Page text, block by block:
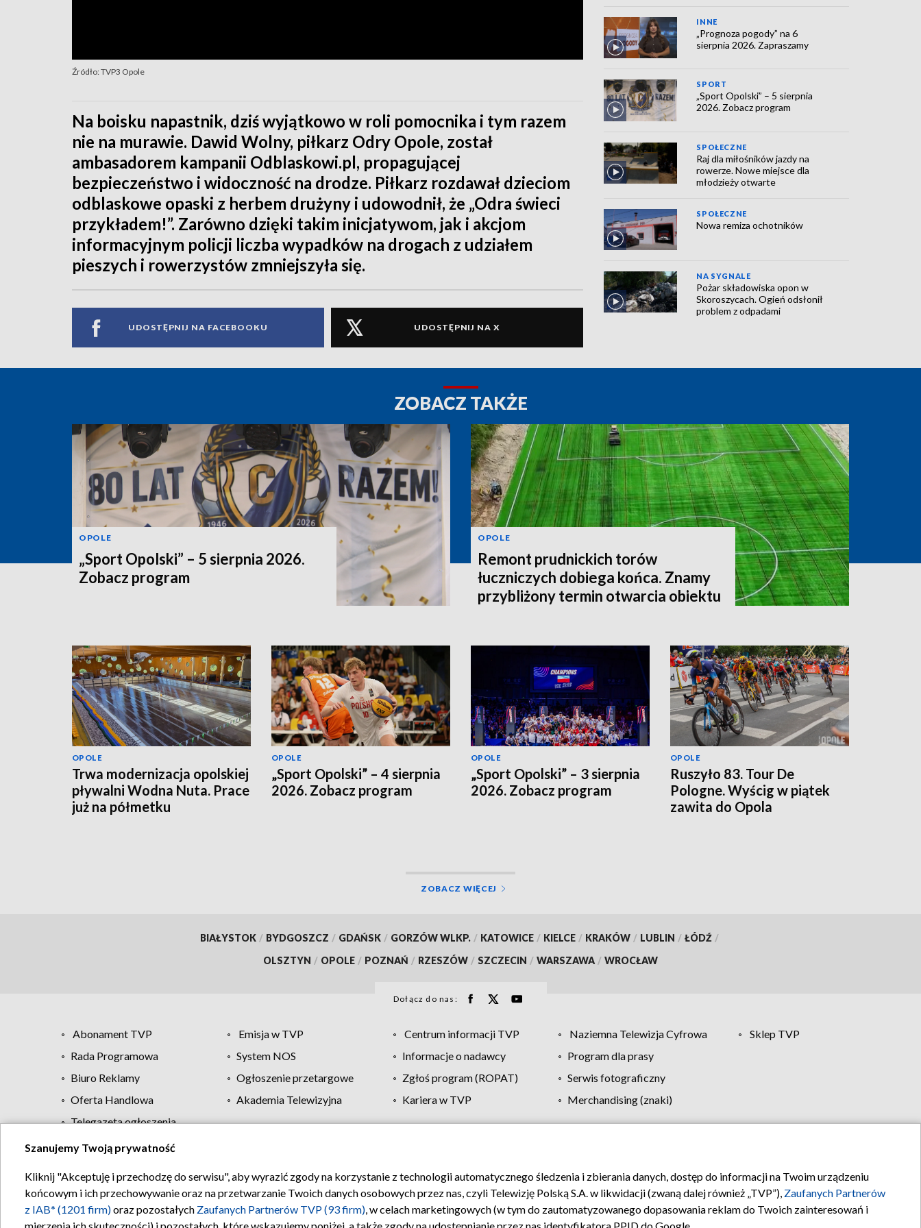
Źródło: TVP3 Opole
Na boisku napastnik, dziś wyjątkowo w roli pomocnika i tym razem
nie na murawie. Dawid Wolny, piłkarz Odry Opole, został
ambasadorem kampanii Odblaskowi.pl, propagującej
bezpieczeństwo i widoczność na drodze. Piłkarz rozdawał dzieciom
odblaskowe opaski z herbem drużyny i udowodnił, że „Odra świeci
przykładem!”. Zarówno dzięki takim inicjatywom, jak i akcjom
informacyjnym policji liczba wypadków na drogach z udziałem
pieszych i rowerzystów zmniejszyła się.
UDOSTĘPNIJ NA FACEBOOKU UDOSTĘPNIJ NA X
INNE
„Prognoza pogody” na 6
sierpnia 2026. Zapraszamy
SPORT
„Sport Opolski” – 5 sierpnia
2026. Zobacz program
SPOŁECZNE
Raj dla miłośników jazdy na
rowerze. Nowe miejsce dla
młodzieży otwarte
SPOŁECZNE
Nowa remiza ochotników
NA SYGNALE
Pożar składowiska opon w
Skoroszycach. Ogień odsłonił
problem z odpadami
ZOBACZ TAKŻE
OPOLE
„Sport Opolski” – 5 sierpnia 2026.
Zobacz program
OPOLE
Remont prudnickich torów
łuczniczych dobiega końca. Znamy
przybliżony termin otwarcia obiektu
OPOLE
Trwa modernizacja opolskiej
pływalni Wodna Nuta. Prace
już na półmetku
OPOLE
„Sport Opolski” – 4 sierpnia
2026. Zobacz program
OPOLE
„Sport Opolski” – 3 sierpnia
2026. Zobacz program
OPOLE
Ruszyło 83. Tour De
Pologne. Wyścig w piątek
zawita do Opola
ZOBACZ WIĘCEJ
BIAŁYSTOK / BYDGOSZCZ / GDAŃSK / GORZÓW WLKP. / KATOWICE / KIELCE / KRAKÓW / LUBLIN / ŁÓDŹ /
OLSZTYN / OPOLE / POZNAŃ / RZESZÓW / SZCZECIN / WARSZAWA / WROCŁAW
Dołącz do nas:
Abonament TVP Emisja w TVP Centrum informacji TVP Naziemna Telewizja Cyfrowa
Sklep TVP
Rada Programowa
System NOS Informacje o nadawcy
Program dla prasy
Biuro Reklamy
Ogłoszenie przetargowe Zgłoś program (ROPAT)
Serwis fotograficzny
Oferta Handlowa
Akademia Telewizyjna Kariera w TVP
Merchandising (znaki)
Telegazeta ogłoszenia
Regulamin TVP Polityka prywatności Moje zgody Pomoc Biuro reklamy Kontakt
Szanujemy Twoją prywatność
Kliknij "Akceptuję i przechodzę do serwisu", aby wyrazić zgody na korzystanie z technologii automatycznego śledzenia i zbierania danych, dostęp do informacji na Twoim urządzeniu
końcowym i ich przechowywanie oraz na przetwarzanie Twoich danych osobowych przez nas, czyli Telewizję Polską S.A. w likwidacji (zwaną dalej również „TVP”), Zaufanych Partnerów
z IAB* (1201 firm)oraz pozostałych Zaufanych Partnerów TVP (93 firm), w celach marketingowych (w tym do zautomatyzowanego dopasowania reklam do Twoich zainteresowań i